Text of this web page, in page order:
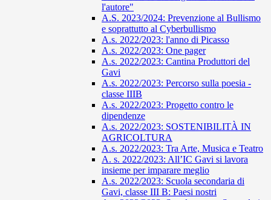
l'autore"
A.S. 2023/2024: Prevenzione al Bullismo
e soprattutto al Cyberbullismo
A.s. 2022/2023: l'anno di Picasso
A.s. 2022/2023: One pager
A.s. 2022/2023: Cantina Produttori del
Gavi
A.s. 2022/2023: Percorso sulla poesia -
classe IIIB
A.s. 2022/2023: Progetto contro le
dipendenze
A.s. 2022/2023: SOSTENIBILITÀ IN
AGRICOLTURA
A.s. 2022/2023: Tra Arte, Musica e Teatro
A. s. 2022/2023: All’IC Gavi si lavora
insieme per imparare meglio
A.s. 2022/2023: Scuola secondaria di
Gavi, classe III B: Paesi nostri